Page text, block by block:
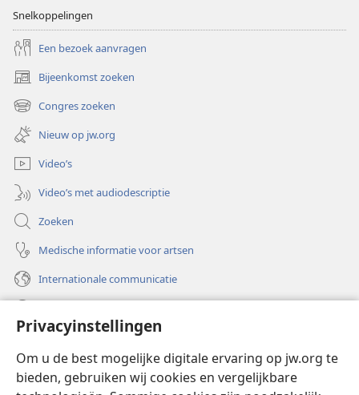
Privacyinstellingen
Om u de best mogelijke digitale ervaring op jw.org te
bieden, gebruiken wij cookies en vergelijkbare
Snelkoppelingen
Een bezoek aanvragen
Bijeenkomst zoeken
(opent
nieuw
venster)
Congres zoeken
(opent
nieuw
venster)
Nieuw op jw.org
Video’s
Video’s met audiodescriptie
Zoeken
Medische informatie voor artsen
Internationale communicatie
(opent
nieuw
venster)